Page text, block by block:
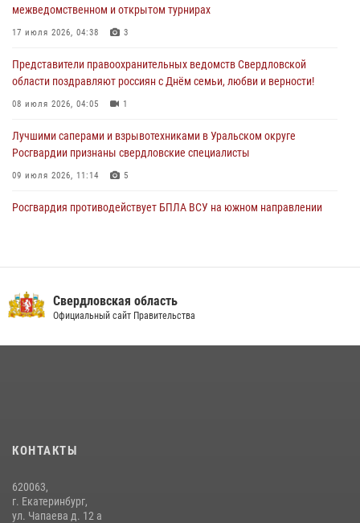
Свердловские росгвардейцы завоевали медали на окружном
чемпионате по комплексному единоборству
межведомственном и открытом турнирах
17 июля 2026, 04:38 3
Представители правоохранительных ведомств Свердловской
области поздравляют россиян с Днём семьи, любви и верности!
08 июля 2026, 04:05 1
Лучшими саперами и взрывотехниками в Уральском округе
Росгвардии признаны свердловские специалисты
09 июля 2026, 11:14 5
Росгвардия противодействует БПЛА ВСУ на южном направлении
Всероссийского чемпионата Росгвардии по боксу
08 июля 2026, 12:02 5
16 июля 2026, 13:07
турнире по хоккею
14 июля 2026, 11:06
Свердловская область
Официальный сайт Правительства
КОНТАКТЫ
620063,
г. Екатеринбург,
ул. Чапаева д. 12 а